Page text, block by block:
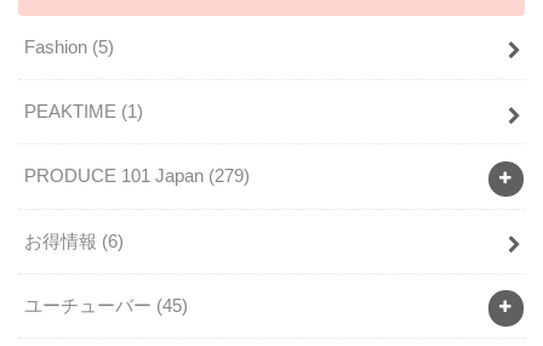
Fashion (5)
PEAKTIME (1)
PRODUCE 101 Japan (279)
お得情報 (6)
ユーチューバー (45)